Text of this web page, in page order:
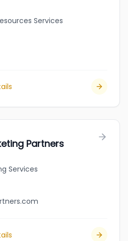
Services
Partners
Services